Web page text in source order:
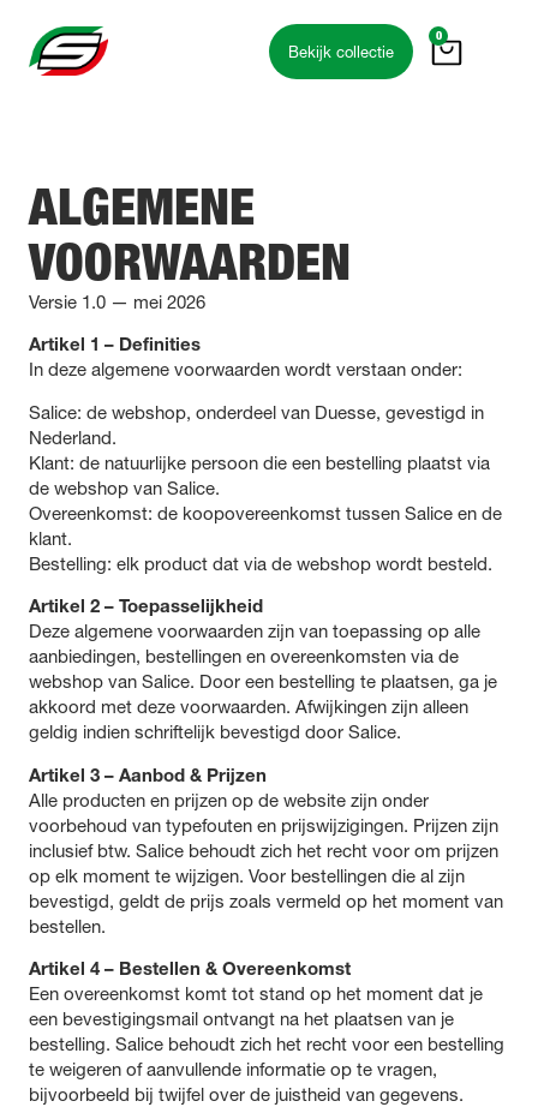
inhoud
Bekijk collectie
0
ALGEMENE
VOORWAARDEN
Versie 1.0 — mei 2026
Artikel 1 – Definities
In deze algemene voorwaarden wordt verstaan onder:
Salice: de webshop, onderdeel van Duesse, gevestigd in
Nederland.
Klant: de natuurlijke persoon die een bestelling plaatst via
de webshop van Salice.
Overeenkomst: de koopovereenkomst tussen Salice en de
klant.
Bestelling: elk product dat via de webshop wordt besteld.
Artikel 2 – Toepasselijkheid
Deze algemene voorwaarden zijn van toepassing op alle
aanbiedingen, bestellingen en overeenkomsten via de
webshop van Salice. Door een bestelling te plaatsen, ga je
akkoord met deze voorwaarden. Afwijkingen zijn alleen
geldig indien schriftelijk bevestigd door Salice.
Artikel 3 – Aanbod & Prijzen
Alle producten en prijzen op de website zijn onder
voorbehoud van typefouten en prijswijzigingen. Prijzen zijn
inclusief btw. Salice behoudt zich het recht voor om prijzen
op elk moment te wijzigen. Voor bestellingen die al zijn
bevestigd, geldt de prijs zoals vermeld op het moment van
bestellen.
Artikel 4 – Bestellen & Overeenkomst
Een overeenkomst komt tot stand op het moment dat je
een bevestigingsmail ontvangt na het plaatsen van je
bestelling. Salice behoudt zich het recht voor een bestelling
te weigeren of aanvullende informatie op te vragen,
bijvoorbeeld bij twijfel over de juistheid van gegevens.